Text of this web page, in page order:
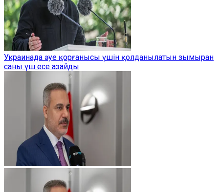
Украинада әуе қорғанысы үшін қолданылатын зымыран
саны үш есе азайды